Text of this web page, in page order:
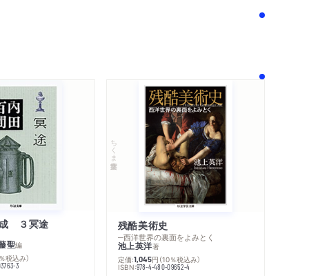
３冥途
聖編
税込み）
3
ちくま学芸文庫
残酷美術史
─西洋世界の裏面をよみとく
池上英洋著
定価:1,045円 （10％税込み）
ISBN:978-4-480-09652-4